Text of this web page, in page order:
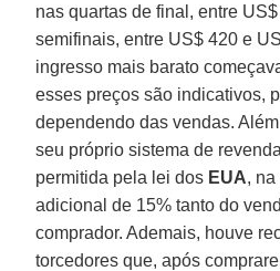
nas quartas de final, entre
semifinais, entre US$ 420 e
ingresso mais barato
esses preços são indicativos,
dependendo das vendas.
seu próprio sistema de
permitida pela lei dos EUA,
adicional de 15% tanto do
comprador. Ademais, houve
torcedores que, após